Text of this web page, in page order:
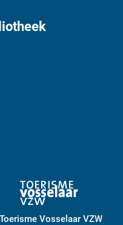
Toerisme Vosselaar VZW